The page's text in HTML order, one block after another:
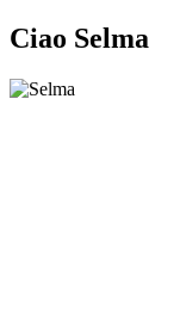
Ciao Selma